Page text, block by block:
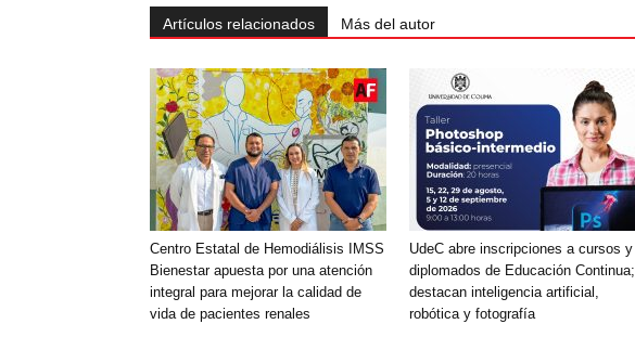
Artículos relacionados Más del autor
Centro Estatal de Hemodiálisis IMSS
Bienestar apuesta por una atención
integral para mejorar la calidad de
vida de pacientes renales
UdeC abre inscripciones a cursos y
diplomados de Educación Continua;
destacan inteligencia artificial,
robótica y fotografía